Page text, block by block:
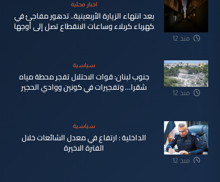
منذ 12
اخبار محلية
بعد انتهاء الزيارة الأربعينية.. تدهور مفاجئ في
كهرباء كربلاء وساعات الانقطاع تصل إلى أوجها
منذ 12
سياسية
جنوب لبنان: قوات الاحتلال تفجر محطة مياه
شقرا… وتفجيرات في كونين ووادي الحجير
منذ 12
سياسية
الداخلية : ارتفاع في معدل الشائعات خلال
الفترة الاخيرة